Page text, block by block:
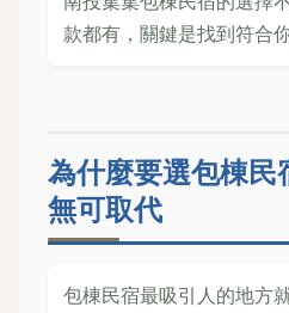
款都有，關鍵是找到符合你
為什麼要選包棟民
無可取代
包棟民宿最吸引人的地方